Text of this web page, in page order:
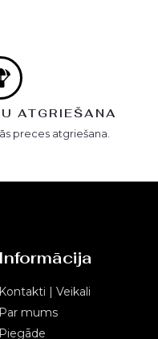
ATGRIEŠANA
preces atgriešana.
Informācija
Kontakti | Veikali
Par mums
Piegāde